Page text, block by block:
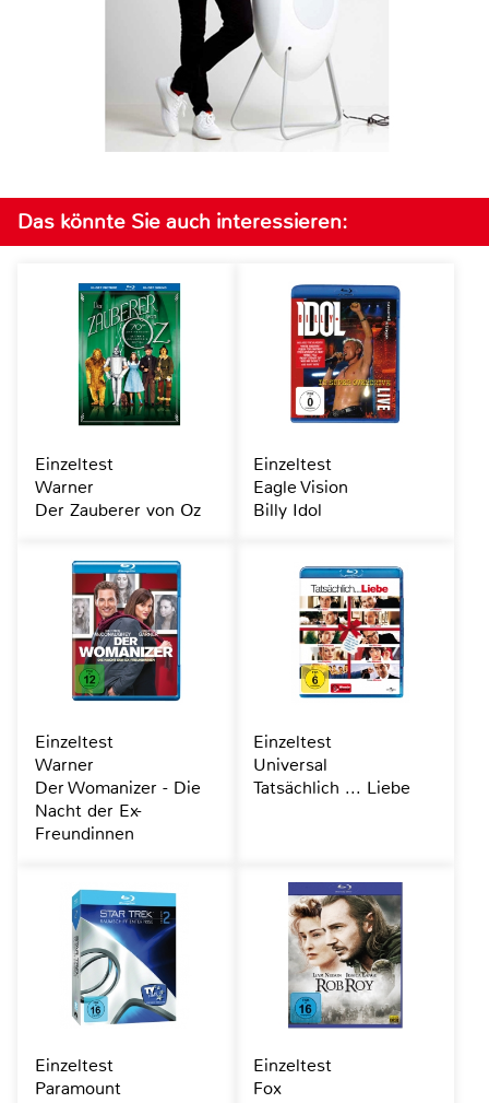
Das könnte Sie auch interessieren:
Einzeltest
Warner
Der Zauberer von Oz
Einzeltest
Eagle Vision
Billy Idol
Einzeltest
Warner
Der Womanizer - Die
Nacht der Ex-
Freundinnen
Einzeltest
Universal
Tatsächlich ... Liebe
Einzeltest
Paramount
Einzeltest
Fox